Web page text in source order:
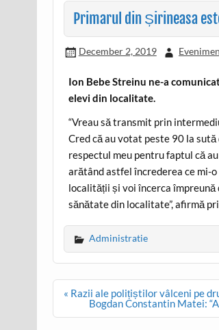
Primarul din Șirineasa
December 2, 2019
Ion Bebe Streinu ne-a
elevi din localitate.
“Vreau să transmit prin
Cred că au votat peste 90 la
respectul meu pentru faptul că
arătând astfel încrederea ce mi-
localității și voi încerca
sănătate din localitate”, afirmă
Administratie
Post
navigation
« Razii ale polițiștilor vâlceni pe
Bogdan Constantin Matei: